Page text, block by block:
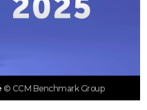
© CCM Benchmark Group